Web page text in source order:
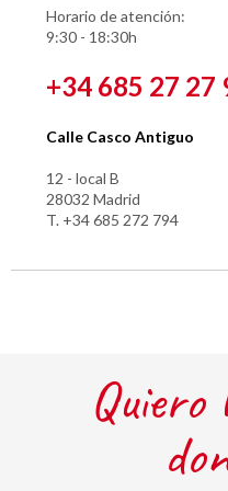
Horario de atención:
9:30 - 18:30h
+34 685 27 27
Calle Casco Antiguo
12 - local B
28032 Madrid
T. +34 685 272 794